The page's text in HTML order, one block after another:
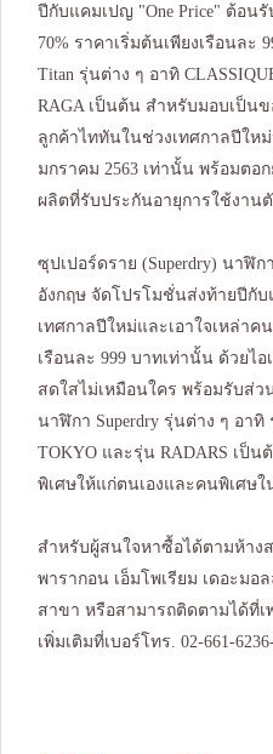
ปีกับแคมเปญ "One Price" ต้อน
70% ราคาเริ่มต้นเพียงเรือนละ
Titan รุ่นต่าง ๆ อาทิ
RAGA เป็นต้น สำหรับมอบเป็
ลูกค้าไททันในช่วงเทศกาลปีให
มกราคม 2563 เท่านั้น พร้อมต
ผลิตที่รับประกันอายุการใช้งาน
ซุปเปอร์ดราย (Superdry) นาฬิ
อังกฤษ จัดโปรโมชั่นส่งท้ายปีกับ
เทศกาลปีใหม่และเอาใจเหล่าค
เรือนละ 999 บาทเท่านั้น ด้วยไ
สดใสไม่เหมือนใคร พร้อมรับส่ว
นาฬิกา Superdry รุ่นต่าง ๆ อาทิ
TOKYO และรุ่น RADARS เป็
พิเศษให้แก่ตนเองและคนพิเศษ
สำหรับผู้สนใจหาซื้อได้ตามห้า
พารากอน เอ็มโพเรียม เดอะมอ
สาขา หรือสามารถติดตามได้ที่เพ
เพิ่มเติมที่เบอร์โทร. 02-661-